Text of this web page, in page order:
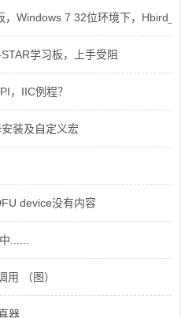
，Windows 7 32位环境下，
学习板，上手受阻
，IIC例程？
安装及自定义宏
device没有内容
......
用 （图）
器